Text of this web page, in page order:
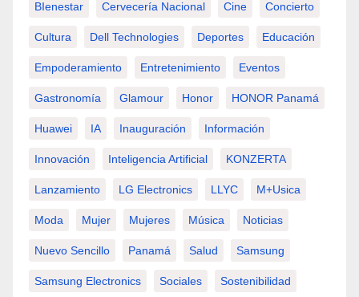
BIenestar Cervecería Nacional Cine Concierto
Cultura Dell Technologies Deportes Educación
Empoderamiento Entretenimiento Eventos
Gastronomía Glamour Honor HONOR Panamá
Huawei IA Inauguración Información
Innovación Inteligencia Artificial KONZERTA
Lanzamiento LG Electronics LLYC M+usica
Moda Mujer Mujeres Música Noticias
Nuevo Sencillo Panamá Salud Samsung
Samsung Electronics Sociales Sostenibilidad